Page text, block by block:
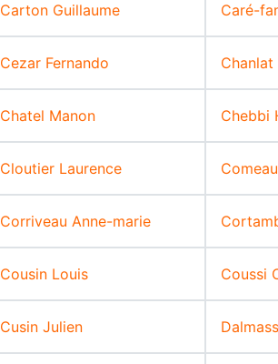
Carton Guillaume Caré-
Cezar Fernando
Chatel Manon Chebbi
Cloutier Laurence
Corriveau Anne-marie
Cousin Louis Coussi
Cusin Julien